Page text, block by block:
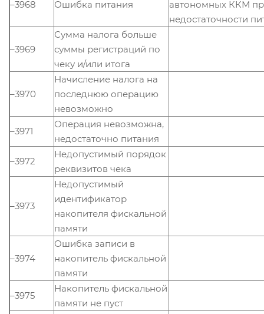
–3968 Ошибка питания
автономных ККМ
недостаточности
–3969
Сумма налога больше
суммы регистраций по
чеку и/или итога
–3970
Начисление налога на
последнюю операцию
невозможно
–3971
Операция невозможна,
недостаточно питания
–3972
Недопустимый порядок
реквизитов чека
–3973
Недопустимый
идентификатор
накопителя фискальной
памяти
–3974
Ошибка записи в
накопитель фискальной
памяти
–3975
Накопитель фискальной
памяти не пуст